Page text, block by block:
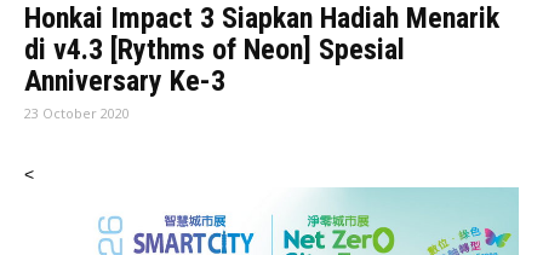
Honkai Impact 3 Siapkan Hadiah Menarik
di v4.3 [Rythms of Neon] Spesial
Anniversary Ke-3
23 October 2020
<